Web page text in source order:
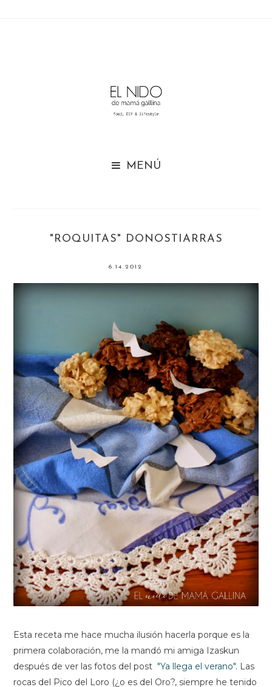

"ROQUITAS" DONOSTIARRAS
6.14.2012
Esta receta me hace mucha ilusión hacerla porque es la
primera colaboración, me la mandó mi amiga Izaskun
después de ver las fotos del post "Ya llega el verano". Las
rocas del Pico del Loro (¿o es del Oro?, siempre he tenido